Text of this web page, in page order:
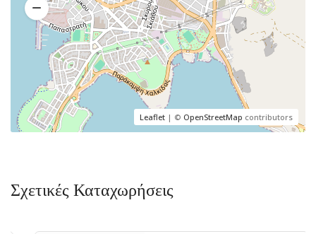
Leaflet | © OpenStreetMap contributors
Σχετικές Καταχωρήσεις